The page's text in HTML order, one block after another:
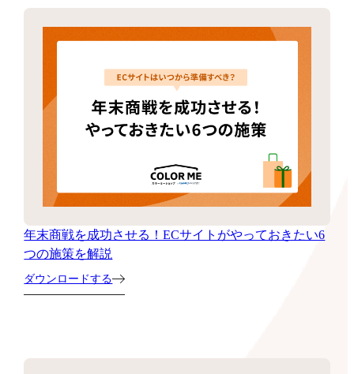
年末商戦を成功させる！ECサイトがやっておきたい6
つの施策を解説
ダウンロードする